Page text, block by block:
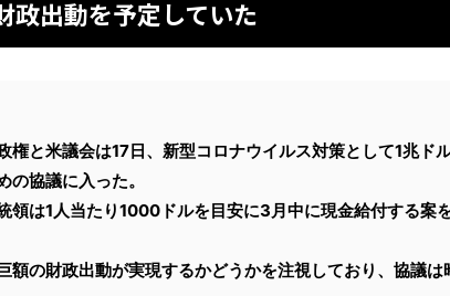
政出動を予定していた
権と米議会は17日、新型コロナウイルス対策として1兆ド
の協議に入った。
領は1人当たり1000ドルを目安に3月中に現金給付する案
額の財政出動が実現するかどうかを注視しており、協議は